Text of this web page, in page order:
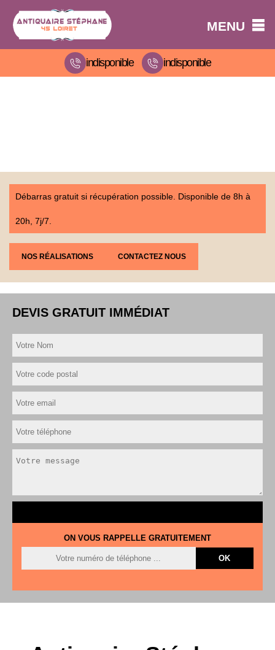
MENU
indisponible indisponible
Débarras gratuit si récupération possible. Disponible de 8h à
20h, 7j/7.
NOS RÉALISATIONS CONTACTEZ NOUS
DEVIS GRATUIT IMMÉDIAT
ON VOUS RAPPELLE GRATUITEMENT